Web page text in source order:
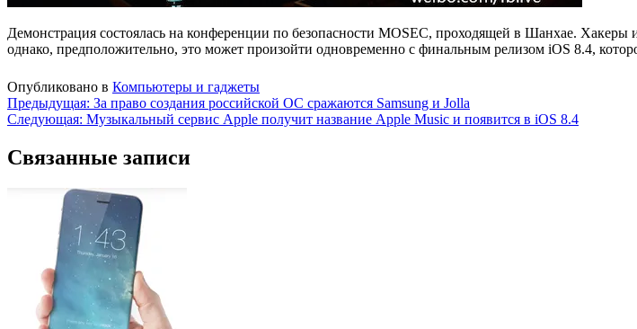
Демонстрация состоялась на конференции по безопасности MOSEC, проходящей в Шанхае.
однако, предположительно, это может произойти одновременно с финальным релизом iOS 8.4,
Опубликовано в Компьютеры и гаджеты
Навигация
по
записям
Предыдущая: За право создания российской ОС сражаются Samsung и Jolla
Следующая: Музыкальный сервис Apple получит название Apple Music и появится в iOS 8.4
Связанные записи